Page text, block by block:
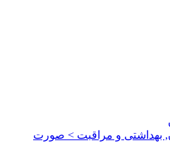
بهداشتی و مراقبت > صورت